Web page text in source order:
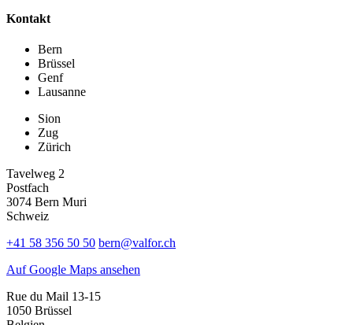
Kontakt
Bern
Brüssel
Genf
Lausanne
Sion
Zug
Zürich
Tavelweg 2
Postfach
3074 Bern Muri
Schweiz
+41 58 356 50 50 bern@valfor.ch
Auf Google Maps ansehen
Rue du Mail 13-15
1050 Brüssel